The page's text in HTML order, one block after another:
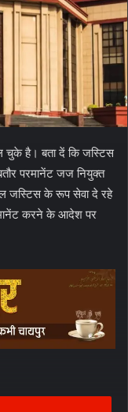
चुके है। बता दें कि जस्टिस
परमानेंट जज नियुक्त
जस्टिस के रूप सेवा दे रहे
करने के आदेश पर